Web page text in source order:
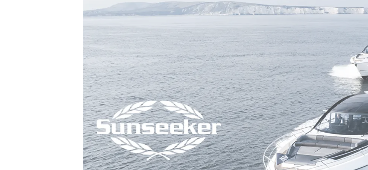
Informacje
Mapa Witryny
Kontakt
Preferencje Plików Cookie
Kwestie Prawne
POLITYKA
OŚWIADCZENIE W
SPRAWIE
WSPÓŁCZESNEGO
NIEWOLNICTWA
WARUNKI
POLITYKA DOTYCZĄCA
PLIKÓW COOKIE
REKRUTACJA